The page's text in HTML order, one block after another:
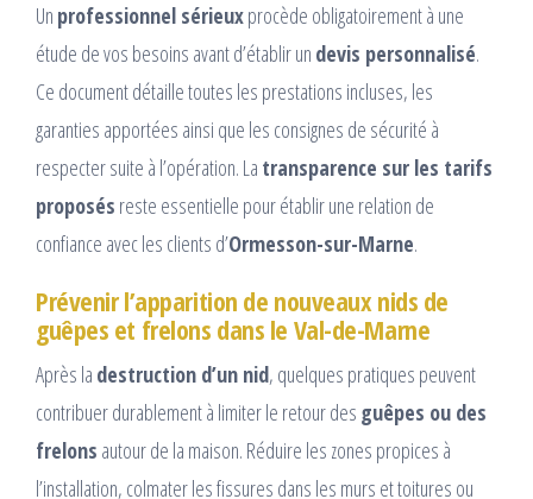
Un professionnel sérieuxprocède obligatoirement à une
étude de vos besoins avant d’établir un devis personnalisé.
Ce document détaille toutes les prestations incluses, les
garanties apportées ainsi que les consignes de sécurité à
respecter suite à l’opération. La transparence sur les tarifs
proposés reste essentielle pour établir une relation de
confiance avec les clients d’Ormesson-sur-Marne.
Prévenir l’apparition de nouveaux nids de
guêpes et frelons dans le Val-de-Marne
Après la destruction d’un nid, quelques pratiques peuvent
contribuer durablement à limiter le retour des guêpes ou des
frelons autour de la maison. Réduire les zones propices à
l’installation, colmater les fissures dans les murs et toitures ou